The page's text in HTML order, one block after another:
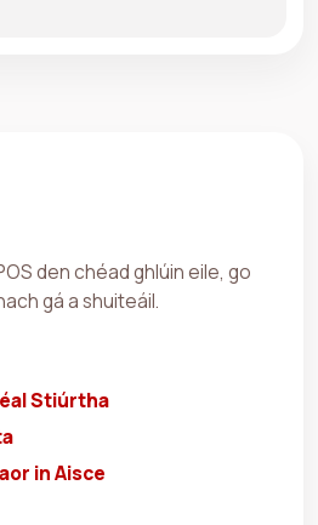
den chéad ghlúin eile, go
gá a shuiteáil.
Stiúrtha
in Aisce